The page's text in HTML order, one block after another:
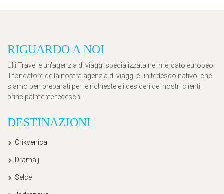
RIGUARDO A NOI
Ulli Travel è un'agenzia di viaggi specializzata nel mercato europeo.
Il fondatore della nostra agenzia di viaggi è un tedesco nativo, che
siamo ben preparati per le richieste e i desideri dei nostri clienti,
principalmente tedeschi.
DESTINAZIONI
Crikvenica
Dramalj
Selce